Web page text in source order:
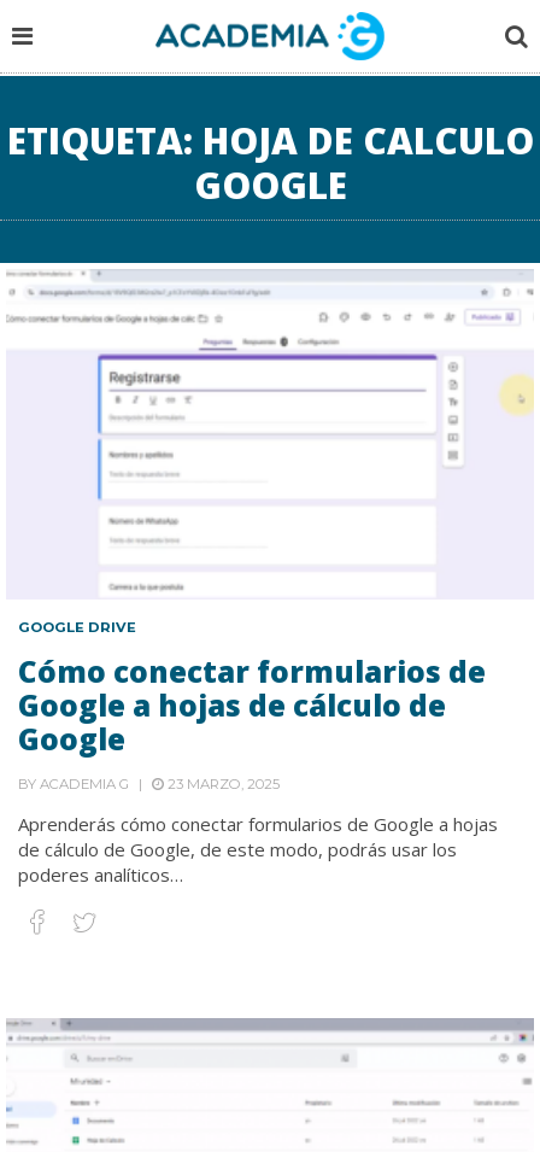
ETIQUETA: HOJA DE CALCULO
GOOGLE
GOOGLE DRIVE
Cómo conectar formularios de
Google a hojas de cálculo de
Google
BY ACADEMIA G 23 MARZO, 2025
Aprenderás cómo conectar formularios de Google a hojas
de cálculo de Google, de este modo, podrás usar los
poderes analíticos…